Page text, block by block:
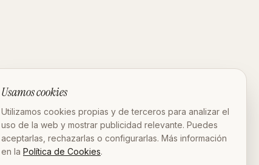
Usamos cookies
Utilizamos cookies propias y de terceros para analizar el
uso de la web y mostrar publicidad relevante. Puedes
aceptarlas, rechazarlas o configurarlas. Más información
en la Política de Cookies.